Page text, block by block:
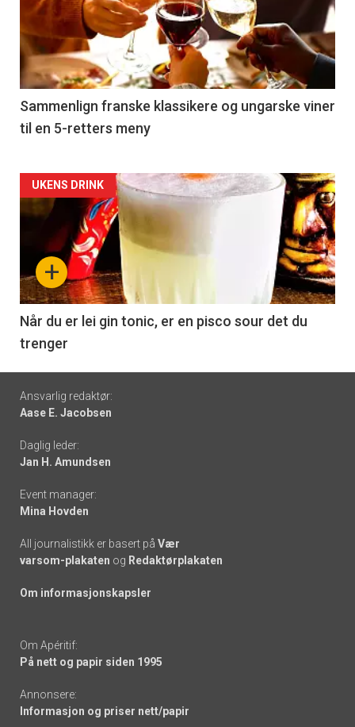
akkurat
nå
-
5
Sammenlign franske klassikere og ungarske viner
til en 5-retters meny
Forsiden
akkurat
nå
-
6
+
UKENS DRINK
Når du er lei gin tonic, er en pisco sour det du
trenger
Footer
-
links
Ansvarlig redaktør:
Aase E. Jacobsen
Daglig leder:
Jan H. Amundsen
Event manager:
Mina Hovden
All journalistikk er basert på Vær
varsom-plakaten og Redaktørplakaten
Om informasjonskapsler
Om Apéritif:
På nett og papir siden 1995
Annonsere:
Informasjon og priser nett/papir